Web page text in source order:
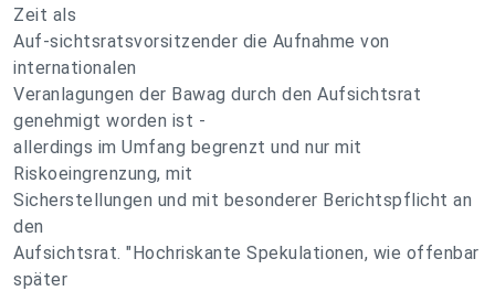
Zeit als
Auf-sichtsratsvorsitzender die Aufnahme von
internationalen
Veranlagungen der Bawag durch den Aufsichtsrat
genehmigt worden ist -
allerdings im Umfang begrenzt und nur mit
Riskoeingrenzung, mit
Sicherstellungen und mit besonderer Berichtspflicht an
den
Aufsichtsrat. "Hochriskante Spekulationen, wie offenbar
später